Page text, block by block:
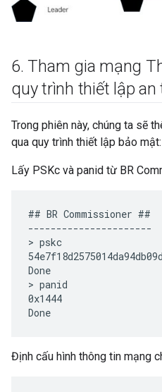
6. Tham gia mạng
quy trình thiết lập an
Trong phiên này, chúng ta sẽ
qua quy trình thiết lập bảo mật:
Lấy PSKc và panid từ BR
## BR Commissioner ##
----------------------
> pskc
Done
> panid
0x1444
Định cấu hình thông tin mạng